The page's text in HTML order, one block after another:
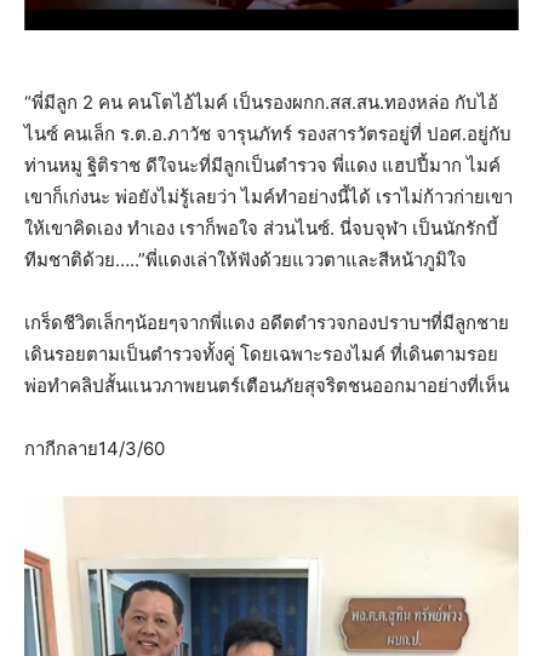
“พี่มีลูก 2 คน คนโตไอ้ไมค์ เป็นรองผกก.สส.สน.ทองหล่อ กับไอ้
ไนซ์ คนเล็ก ร.ต.อ.ภาวัช จารุนภัทร์ รองสารวัตรอยู่ที่ ปอศ.อยู่กับ
ท่านหมู ฐิติราช ดีใจนะที่มีลูกเป็นตำรวจ พี่แดง แฮปปี้มาก ไมค์
เขาก็เก่งนะ พ่อยังไม่รู้เลยว่า ไมค์ทำอย่างนี้ได้ เราไม่ก้าวก่ายเขา
ให้เขาคิดเอง ทำเอง เราก็พอใจ ส่วนไนซ์. นี่จบจุฬา เป็นนักรักบี้
ทีมชาติด้วย…..”พี่แดงเล่าให้ฟังด้วยแววตาและสีหน้าภูมิใจ
เกร็ดชีวิตเล็กๆน้อยๆจากพี่แดง อดีตตำรวจกองปราบฯที่มีลูกชาย
เดินรอยตามเป็นตำรวจทั้งคู่ โดยเฉพาะรองไมค์ ที่เดินตามรอย
พ่อทำคลิปสั้นแนวภาพยนตร์เตือนภัยสุจริตชนออกมาอย่างที่เห็น
กากีกลาย14/3/60